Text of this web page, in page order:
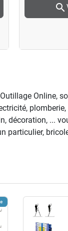
search
Online,
plomberie,
décoration, ...
particulier,